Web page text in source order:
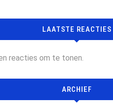
LAATSTE REACTIES
reacties om te tonen.
ARCHIEF